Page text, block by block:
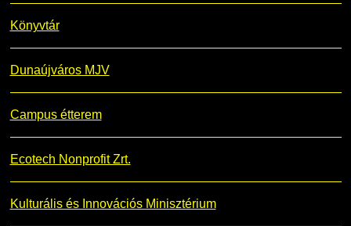
Könyvtár
Dunaújváros MJV
Campus étterem
Ecotech Nonprofit Zrt.
Kulturális és Innovációs Minisztérium